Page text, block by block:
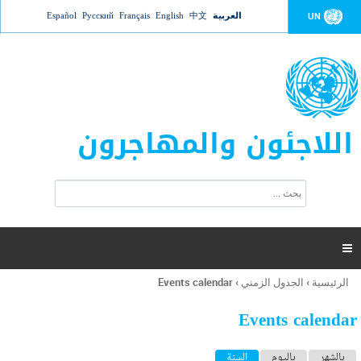
Jump to navigation UN العربية 中文
English
Français
Русский
Español
اللاجئون والمهاجرون
ت
ر
ل
ح
ب

أنت
هنا
الرئيسية › الجدول الزمني ›
Events calendar
Events calendar